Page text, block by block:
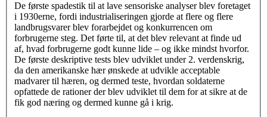
De første spadestik til at lave sensoriske analyser blev foretaget
i 1930erne, fordi industrialiseringen gjorde at flere og flere
landbrugsvarer blev forarbejdet og konkurrencen om
forbrugerne steg. Det førte til, at det blev relevant at finde ud
af, hvad forbrugerne godt kunne lide – og ikke mindst hvorfor.
De første deskriptive tests blev udviklet under 2. verdenskrig,
da den amerikanske hær ønskede at udvikle acceptable
madvarer til hæren, og dermed teste, hvordan soldaterne
opfattede de rationer der blev udviklet til dem for at sikre at de
fik god næring og dermed kunne gå i krig.